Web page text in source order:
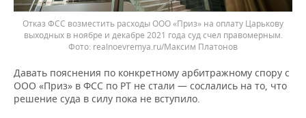
Отказ ФСС возместить расходы ООО «Приз» на оплату Царькову
выходных в ноябре и декабре 2021 года суд счел правомерным.
realnoevremya.ru/Максим Платонов
Давать пояснения по конкретному арбитражному спору с
ООО «Приз» в ФСС по РТ не стали — сослались на то, что
решение суда в силу пока не вступило.